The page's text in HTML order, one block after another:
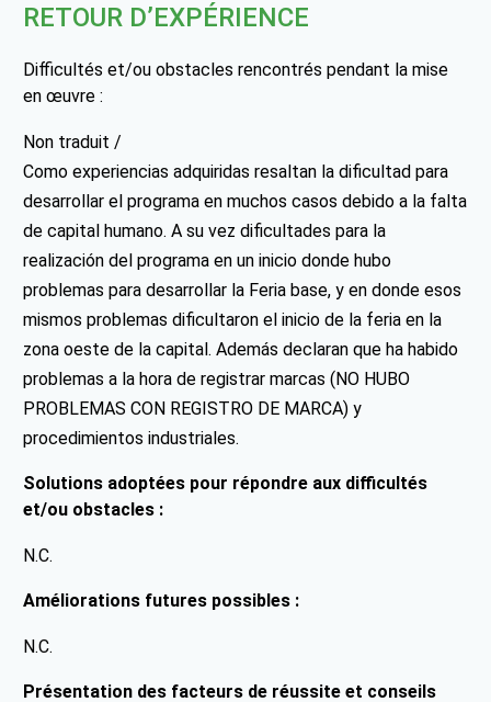
RETOUR D’EXPÉRIENCE
Difficultés et/ou obstacles rencontrés pendant la mise
en œuvre :
Non traduit /
Como experiencias adquiridas resaltan la dificultad para
desarrollar el programa en muchos casos debido a la falta
de capital humano. A su vez dificultades para la
realización del programa en un inicio donde hubo
problemas para desarrollar la Feria base, y en donde esos
mismos problemas dificultaron el inicio de la feria en la
zona oeste de la capital. Además declaran que ha habido
problemas a la hora de registrar marcas (NO HUBO
PROBLEMAS CON REGISTRO DE MARCA) y
procedimientos industriales.
Solutions adoptées pour répondre aux difficultés
et/ou obstacles :
N.C.
Améliorations futures possibles :
N.C.
Présentation des facteurs de réussite et conseils